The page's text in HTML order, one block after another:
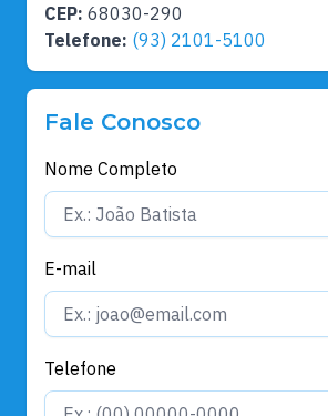
CEP: 68030-290
Telefone: (93) 2101-5100
Fale Conosco
Nome Completo
E-mail
Telefone